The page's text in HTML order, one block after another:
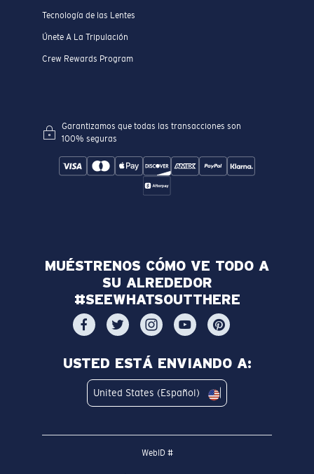
Tecnología de las Lentes
Únete A La Tripulación
Crew Rewards Program
Garantizamos que todas las transacciones son
100% seguras
MUÉSTRENOS CÓMO VE TODO A
SU ALREDEDOR
#SEEWHATSOUTTHERE
USTED ESTÁ ENVIANDO A:
United States (Español)
WebID #